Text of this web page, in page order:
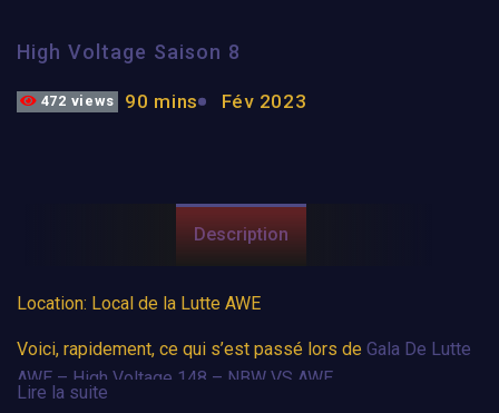
High Voltage Saison 8
472 views 90 mins Fév 2023
Description
Location: Local de la Lutte AWE
Voici, rapidement, ce qui s’est passé lors de Gala De Lutte
AWE – High Voltage 148 – NBW VS AWE
Lire la suite